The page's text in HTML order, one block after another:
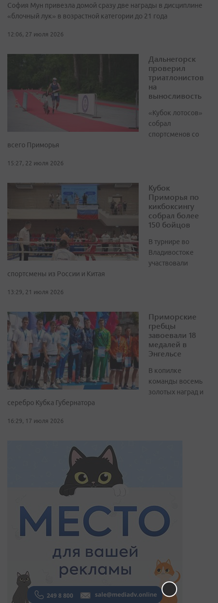
София Мун привезла домой сразу две награды в дисциплине
«блочный лук» в возрастной категории до 21 года
12:06, 27 июля 2026
Дальнегорск
проверил
триатлонистов
на
выносливость
«Кубок лотосов»
собрал
спортсменов со
всего Приморья
15:27, 22 июля 2026
Кубок
Приморья по
кикбоксингу
собрал более
150 бойцов
В турнире во
Владивостоке
участвовали
спортсмены из России и Китая
13:29, 21 июля 2026
Приморские
гребцы
завоевали 18
медалей в
Энгельсе
В копилке
команды восемь
золотых наград и
серебро Кубка Губернатора
16:29, 17 июля 2026